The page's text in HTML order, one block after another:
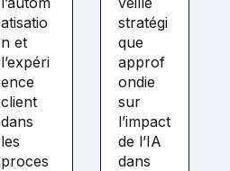
atisatio
n et
l’expéri
ence
client
dans
les
proces
stratégi
que
approf
ondie
sur
l’impact
de l’IA
dans